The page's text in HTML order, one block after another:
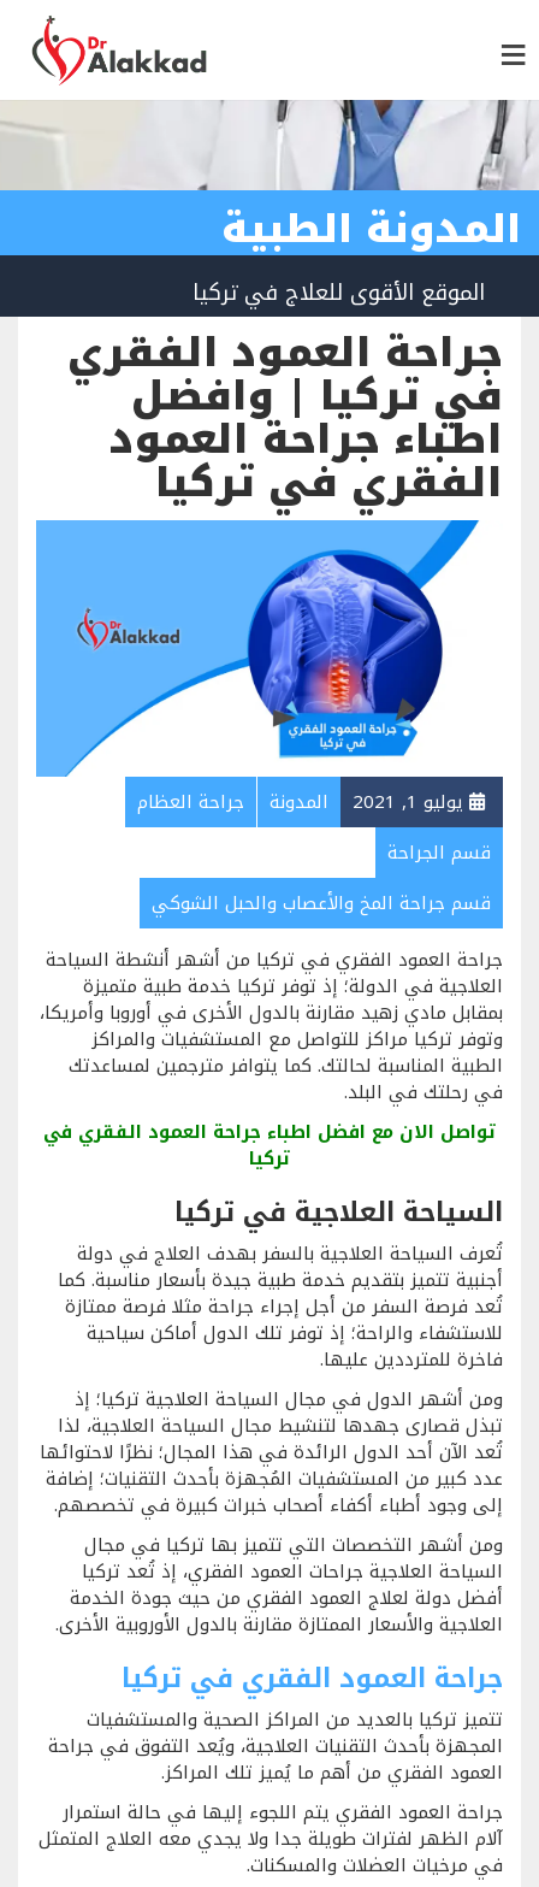
المدونة الطبية
الموقع الأقوى للعلاج في تركيا
جراحة العمود الفقري
في تركيا | وافضل
اطباء جراحة العمود
الفقري في تركيا
يوليو 1, 2021 المدونة
جراحة العظام
قسم الجراحة
قسم جراحة المخ والأعصاب والحبل الشوكي
جراحة العمود الفقري في تركيا من أشهر أنشطة السياحة
العلاجية في الدولة؛ إذ توفر تركيا خدمة طبية متميزة
بمقابل مادي زهيد مقارنة بالدول الأخرى في أوروبا وأمريكا،
وتوفر تركيا مراكز للتواصل مع المستشفيات والمراكز
الطبية المناسبة لحالتك. كما يتوافر مترجمين لمساعدتك
في رحلتك في البلد.
تواصل الان مع افضل اطباء جراحة العمود الفقري في
تركيا
السياحة العلاجية في تركيا
تُعرف السياحة العلاجية بالسفر بهدف العلاج في دولة
أجنبية تتميز بتقديم خدمة طبية جيدة بأسعار مناسبة. كما
تُعد فرصة السفر من أجل إجراء جراحة مثلا فرصة ممتازة
للاستشفاء والراحة؛ إذ توفر تلك الدول أماكن سياحية
فاخرة للمترددين عليها.
ومن أشهر الدول في مجال السياحة العلاجية تركيا؛ إذ
تبذل قصارى جهدها لتنشيط مجال السياحة العلاجية، لذا
تُعد الآن أحد الدول الرائدة في هذا المجال؛ نظرًا لاحتوائها
عدد كبير من المستشفيات المُجهزة بأحدث التقنيات؛ إضافة
إلى وجود أطباء أكفاء أصحاب خبرات كبيرة في تخصصهم.
ومن أشهر التخصصات التي تتميز بها تركيا في مجال
السياحة العلاجية جراحات العمود الفقري، إذ تُعد تركيا
أفضل دولة لعلاج العمود الفقري من حيث جودة الخدمة
العلاجية والأسعار الممتازة مقارنة بالدول الأوروبية الأخرى.
جراحة العمود الفقري في تركيا
تتميز تركيا بالعديد من المراكز الصحية والمستشفيات
المجهزة بأحدث التقنيات العلاجية، ويُعد التفوق في جراحة
العمود الفقري من أهم ما يُميز تلك المراكز.
جراحة العمود الفقري يتم اللجوء إليها في حالة استمرار
آلام الظهر لفترات طويلة جدا ولا يجدي معه العلاج المتمثل
في مرخيات العضلات والمسكنات.